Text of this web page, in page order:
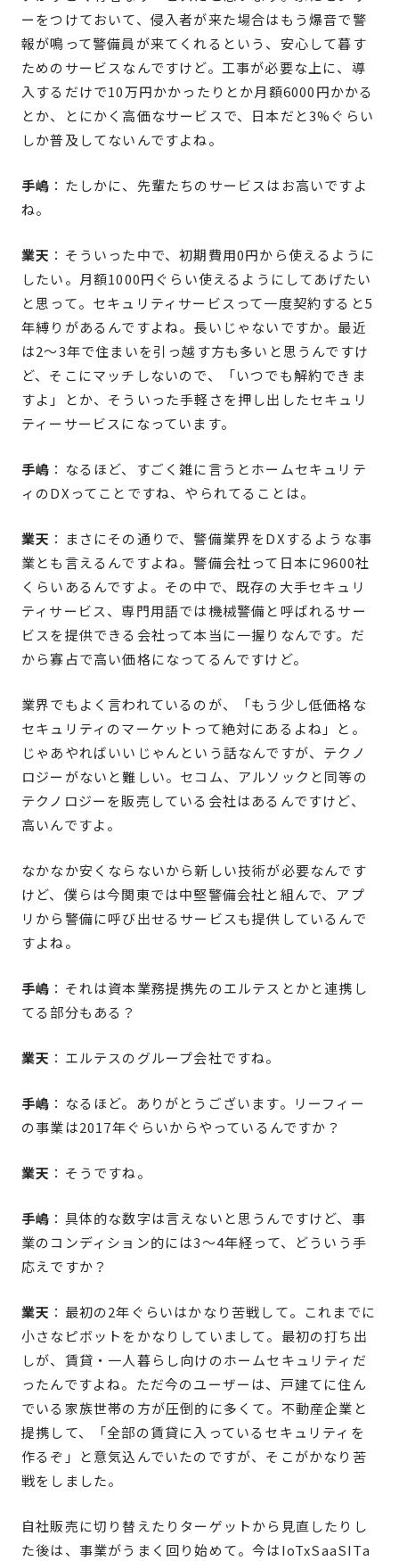
ーをつけておいて、侵入者が来た場合はもう爆音で警
報が鳴って警備員が来てくれるという、安心して暮す
ためのサービスなんですけど。工事が必要な上に、導
入するだけで10万円かかったりとか月額6000円かかる
とか、とにかく高価なサービスで、日本だと3%ぐらい
しか普及してないんですよね。
手嶋 ：たしかに、先輩たちのサービスはお高いですよ
ね。
業天 ：そういった中で、初期費用0円から使えるように
したい。月額1000円ぐらい使えるようにしてあげたい
と思って。セキュリティサービスって一度契約すると5
年縛りがあるんですよね。長いじゃないですか。最近
は2〜3年で住まいを引っ越す方も多いと思うんですけ
ど、そこにマッチしないので、「いつでも解約できま
すよ」とか、そういった手軽さを押し出したセキュリ
ティーサービスになっています。
手嶋 ：なるほど、すごく雑に言うとホームセキュリテ
ィのDXってことですね、やられてることは。
業天 ：まさにその通りで、警備業界をDXするような事
業とも言えるんですよね。警備会社って日本に9600社
くらいあるんですよ。その中で、既存の大手セキュリ
ティサービス、専門用語では機械警備と呼ばれるサー
ビスを提供できる会社って本当に一握りなんです。だ
から寡占で高い価格になってるんですけど。
業界でもよく言われているのが、「もう少し低価格な
セキュリティのマーケットって絶対にあるよね」と。
じゃあやればいいじゃんという話なんですが、テクノ
ロジーがないと難しい。セコム、アルソックと同等の
テクノロジーを販売している会社はあるんですけど、
高いんですよ。
なかなか安くならないから新しい技術が必要なんです
けど、僕らは今関東では中堅警備会社と組んで、アプ
リから警備に呼び出せるサービスも提供しているんで
すよね。
手嶋 ：それは資本業務提携先のエルテスとかと連携し
てる部分もある？
業天 ：エルテスのグループ会社ですね。
手嶋 ：なるほど。ありがとうございます。リーフィー
の事業は2017年ぐらいからやっているんですか？
業天 ：そうですね。
手嶋 ：具体的な数字は言えないと思うんですけど、事
業のコンディション的には3〜4年経って、どういう手
応えですか？
業天 ：最初の2年ぐらいはかなり苦戦して。これまでに
小さなピボットをかなりしていまして。最初の打ち出
しが、賃貸・一人暮らし向けのホームセキュリティだ
ったんですよね。ただ今のユーザーは、戸建てに住ん
でいる家族世帯の方が圧倒的に多くて。不動産企業と
提携して、「全部の賃貸に入っているセキュリティを
作るぞ」と意気込んでいたのですが、そこがかなり苦
戦をしました。
自社販売に切り替えたりターゲットから見直したりし
た後は、事業がうまく回り始めて。今はIoTxSaaSITa